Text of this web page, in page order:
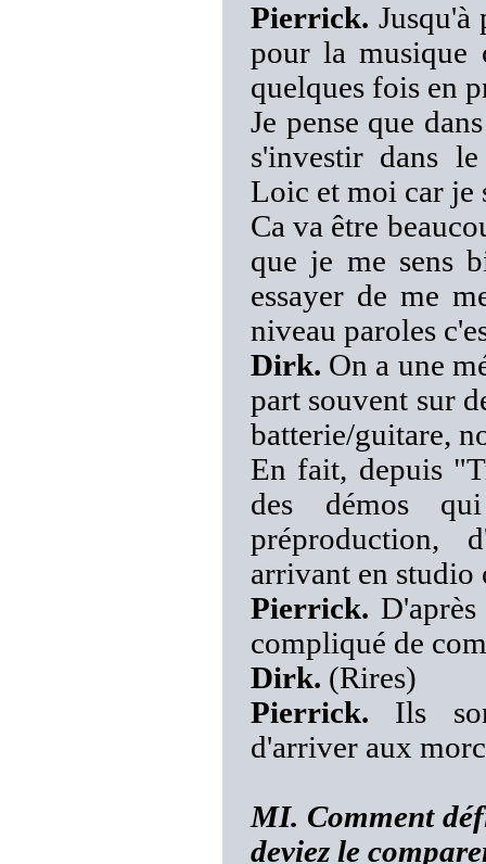
Pierrick. Jusqu'à
pour la musique
quelques fois en
Je pense que
s'investir dans
Loic et moi car je
Ca va être
que je me sens
essayer de me
niveau paroles
Dirk. On a une
part souvent sur
batterie/guitare,
En fait, depuis
des démos
préproduction,
arrivant en studio
Pierrick.
compliqué de
Dirk. (Rires)
Pierrick. Ils
d'arriver aux
MI. Comment
deviez le